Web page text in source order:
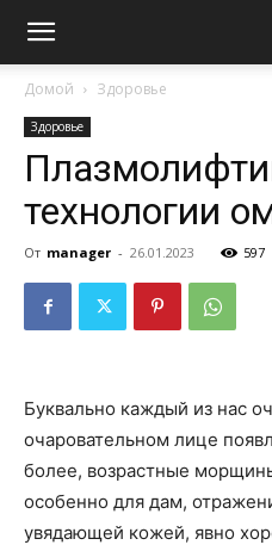
Домой Здоровье
Здоровье
технологии
От manager - 26.01.2023 597
Буквально каждый из нас
очаровательном лице
более, возрастные
особенно для дам,
увядающей кожей, явно